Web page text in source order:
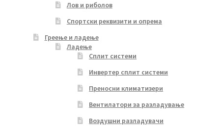
Лов и риболов
Спортски реквизити и опрема
Греење и ладење
Ладење
Сплит системи
Инвертер сплит системи
Преносни климатизери
Вентилатори за разладување
Воздушни разладувачи